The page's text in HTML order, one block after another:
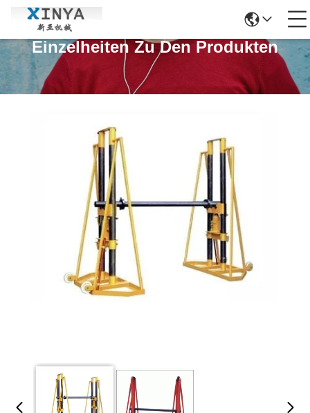
Einzelheiten Zu Den Produkten